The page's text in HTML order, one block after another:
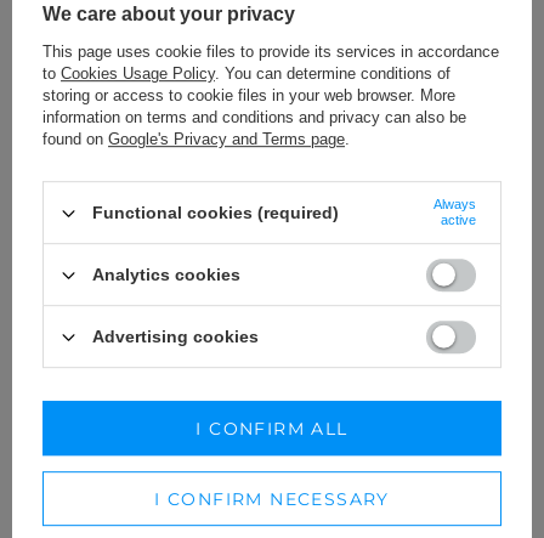
MADISON - CLASSIC ECRU T-SHIRT
WITH BLACK LOGOS
SIZE
ADD TO CART
KUP STYLIZACJĘ
ZOSTAW SWOJĄ OPINIĘ
PODZIEL SIĘ SWOJĄ OPINIĄ
Z INNYMI
Każda opinia pomaga innym klientkom w wyborze.
Jeśli nosiłaś ten model, podziel się swoimi wrażeniami –
We care about your privacy
This page uses cookie files to provide its services in accordance
to Cookies Usage Policy. You can determine conditions of
storing or access to cookie files in your web browser. More
information on terms and conditions and privacy can also be
found on Google's Privacy and Terms page.
Functional cookies (required)
Always
active
Analytics cookies
Advertising cookies
I CONFIRM NECESSARY
I CONFIRM ALL